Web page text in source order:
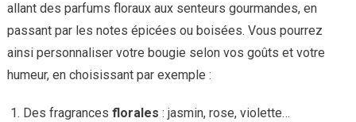
allant des parfums floraux aux senteurs gourmandes, en
passant par les notes épicées ou boisées. Vous pourrez
ainsi personnaliser votre bougie selon vos goûts et votre
humeur, en choisissant par exemple :
Des fragrances florales : jasmin, rose, violette…